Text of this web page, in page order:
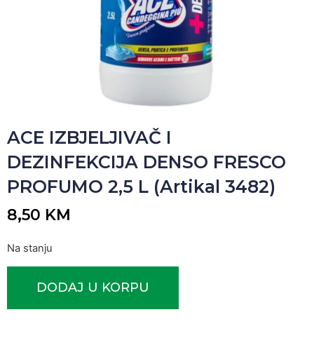
ACE IZBJELJIVAČ I
DEZINFEKCIJA DENSO FRESCO
PROFUMO 2,5 L (Artikal 3482)
8,50 KM
Na stanju
DODAJ U KORPU